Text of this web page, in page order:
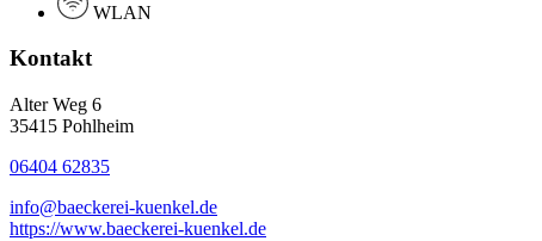
WLAN
Kontakt
Alter Weg 6
35415 Pohlheim
06404 62835
info@baeckerei-kuenkel.de
https://www.baeckerei-kuenkel.de